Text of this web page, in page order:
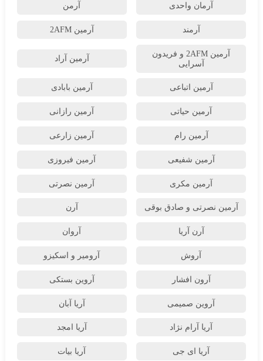
آرمان واحدی آرمن
آرمند آرمین 2AFM
آرمین 2AFM و فریدون
آسرایی
آرمین آراد
آرمین اتباعی آرمین بابادی
آرمین حیاتی آرمین رازانی
آرمین رام آرمین زارعی
آرمین شفیعی آرمین فیروزی
آرمین مکری آرمین نصرتی
آرمین نصرتی و صادق بوقی آرن
آرن آریا آروان
آروش آرومیر و اسکیزو
آرون افشار آروین بستکی
آروین صمیمی آریا آبان
آریا آرام نژاد آریا امجد
آریا ای جی آریا بیات